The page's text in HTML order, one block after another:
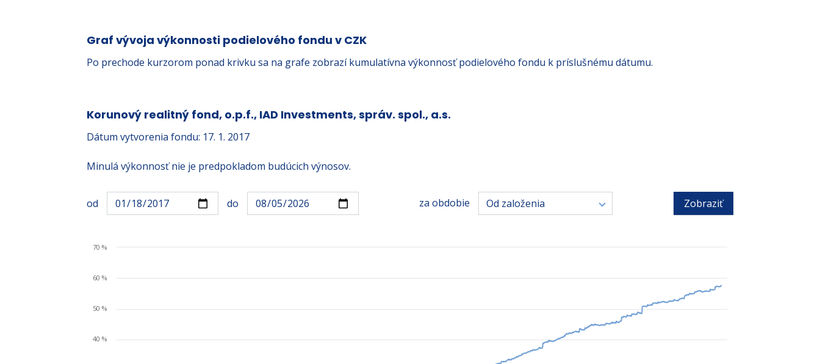
Graf vývoja výkonnosti podielového fondu v CZK
Po prechode kurzorom ponad krivku sa na grafe zobrazí kumulatívna výkonnosť podielového fondu k príslušnému dátumu.
Korunový realitný fond, o.p.f., IAD Investments, správ. spol., a.s.
Dátum vytvorenia fondu: 17. 1. 2017
Minulá výkonnosť nie je predpokladom budúcich výnosov.
od do za obdobie Od založenia Zobraziť
40 %
50 %
60 %
70 %